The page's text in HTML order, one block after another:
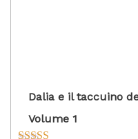
Dalia e il taccuino
Volume 1